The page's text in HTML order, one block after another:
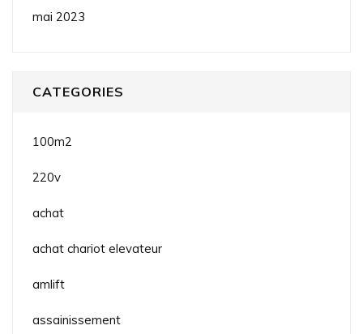
mai 2023
CATEGORIES
100m2
220v
achat
achat chariot elevateur
amlift
assainissement